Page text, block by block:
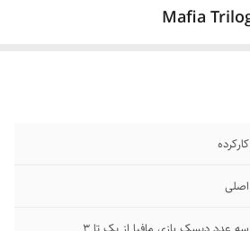
کارکرده
اصلی